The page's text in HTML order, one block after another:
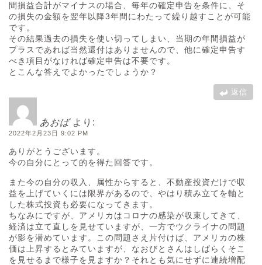
間損益合計がマイナスの場合、毎年の確定申告を条件に、そ
の損失の金額を翌年以降3年間にわたって繰り越すことが可能
です。
その結果過去の損失を使い切ってしまい、当期の年間損益が
プラスであれば当然還付はありませんので、他に確定申告す
べき項目がなければ確定申告は不要です。
とこんな答えでよかったでしょうか？
返信
あおば より:
2022年2月23日 9:02 PM
ありがとうございます。
今の自分にとって的を得た回答です。
また今の自分の収入、属性からすると、不動産投資だけで収
益を上げていくには限界があるので、やはり積み立てを軸と
した株式投資も必要になってきます。
ちなみにですが、アメリカはコロナの感染が収束してきて、
経済は立て直しを見せていますが、一方でウクライナの問題
が影を潜めています。この問題さえ片付けば、アメリカの株
価は上昇するとみていますが、なおびとさんはしばらくそこ
を見せるまで様子を見ますか？それとも気にせずに連続増配